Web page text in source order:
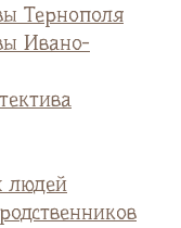
Тернополя
Ивано-
людей